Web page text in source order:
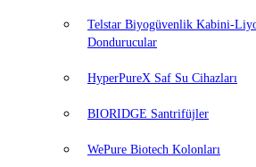
Telstar Biyogüvenlik Kabini-
Dondurucular
HyperPureX Saf Su Cihazları
BIORIDGE Santrifüjler
WePure Biotech Kolonları